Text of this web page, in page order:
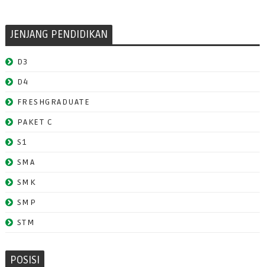
JENJANG PENDIDIKAN
D3
D4
FRESHGRADUATE
PAKET C
S1
SMA
SMK
SMP
STM
POSISI